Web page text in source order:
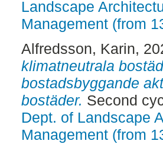
Landscape
Management (from
Alfredsson, Karin,
klimatneutrala
bostadsbyggande
bostäder. Second
Dept. of Landscape
Management (from